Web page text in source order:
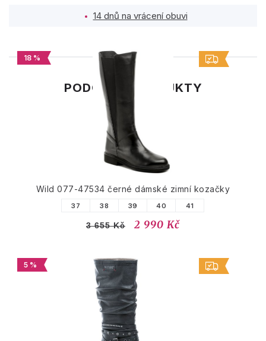
14 dnů na vrácení obuvi
PODOBNÉ PRODUKTY
18 %
Wild 077-47534 černé dámské zimní kozačky
37 38 39 40 41
3 655 Kč 2 990 Kč
5 %